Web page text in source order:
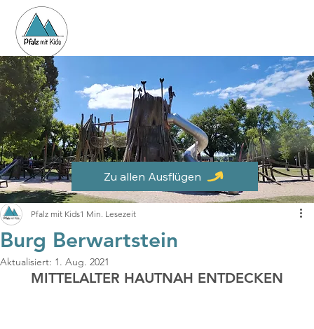
Zu allen Ausflügen
Burg Berwartstein
Pfalz mit Kids1 Min. Lesezeit
Aktualisiert: 1. Aug. 2021
MITTELALTER HAUTNAH ENTDECKEN